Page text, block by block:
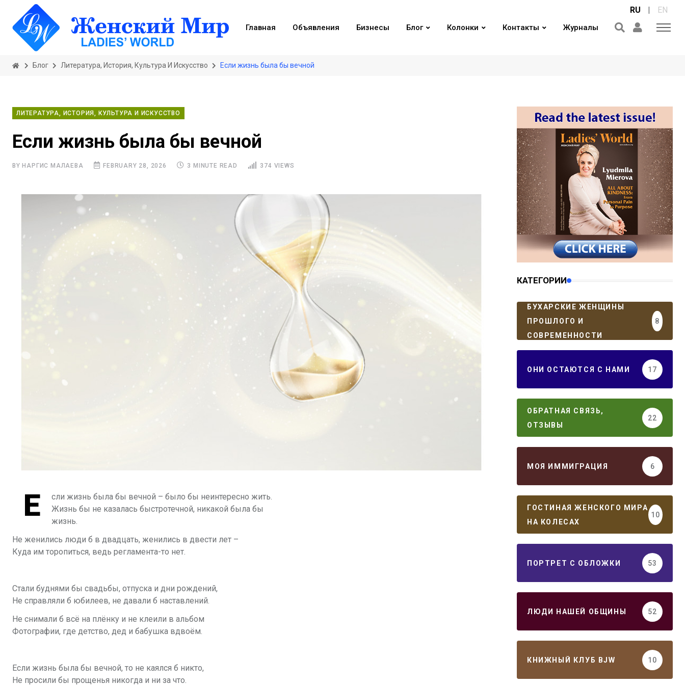
Главная Объявления Бизнесы Блог Колонки Контакты Журналы
RU | EN
Блог Литература, История, Культура И Искусство Если жизнь была бы вечной
ЛИТЕРАТУРА, ИСТОРИЯ, КУЛЬТУРА И ИСКУССТВО
Если жизнь была бы вечной
BY НАРГИС МАЛАЕВА FEBRUARY 28, 2026 3 MINUTE READ 374 VIEWS
Е
сли жизнь была бы вечной – было бы неинтересно жить.
Жизнь бы не казалась быстротечной, никакой была бы
жизнь.
Не женились люди б в двадцать, женились в двести лет –
Куда им торопиться, ведь регламента-то нет.
Стали буднями бы свадьбы, отпуска и дни рождений,
Не справляли б юбилеев, не давали б наставлений.
Не снимали б всё на плёнку и не клеили в альбом
Фотографии, где детство, дед и бабушка вдвоём.
Если жизнь была бы вечной, то не каялся б никто,
Не просили бы прощенья никогда и ни за что.
КАТЕГОРИИ
БУХАРСКИЕ ЖЕНЩИНЫ
ПРОШЛОГО И
СОВРЕМЕННОСТИ
8
ОНИ ОСТАЮТСЯ С НАМИ 17
ОБРАТНАЯ СВЯЗЬ,
ОТЗЫВЫ
22
МОЯ ИММИГРАЦИЯ 6
ГОСТИНАЯ ЖЕНСКОГО МИРА
НА КОЛЕСАХ
10
ПОРТРЕТ С ОБЛОЖКИ 53
ЛЮДИ НАШЕЙ ОБЩИНЫ 52
КНИЖНЫЙ КЛУБ BJW 10